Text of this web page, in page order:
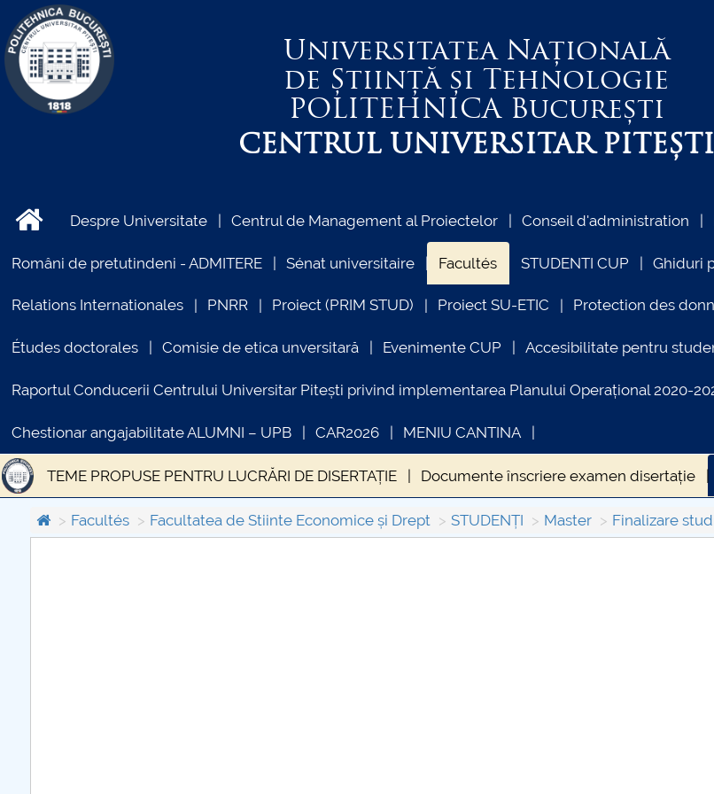
Universitatea Națională
de Știință și Tehnologie
POLITEHNICABucurești
CENTRUL UNIVERSITAR PITEȘTI
Despre Universitate Centrul de Management al Proiectelor Conseil d'administration
Români de pretutindeni - ADMITERE Sénat universitaire Facultés STUDENTI CUP Ghiduri
Relations Internationales PNRR Proiect (PRIM STUD) Proiect SU-ETIC Protection des
Études doctorales Comisie de etica unversitară Evenimente CUP Accesibilitate pentru
Raportul Conducerii Centrului Universitar Pitești privind implementarea Planului Operațional 2020-
Chestionar angajabilitate ALUMNI – UPB CAR2026 MENIU CANTINA
TEME PROPUSE PENTRU LUCRĂRI DE DISERTAȚIE Documente înscriere examen disertație
Facultés Facultatea de Stiinte Economice și Drept STUDENȚI Master Finalizare